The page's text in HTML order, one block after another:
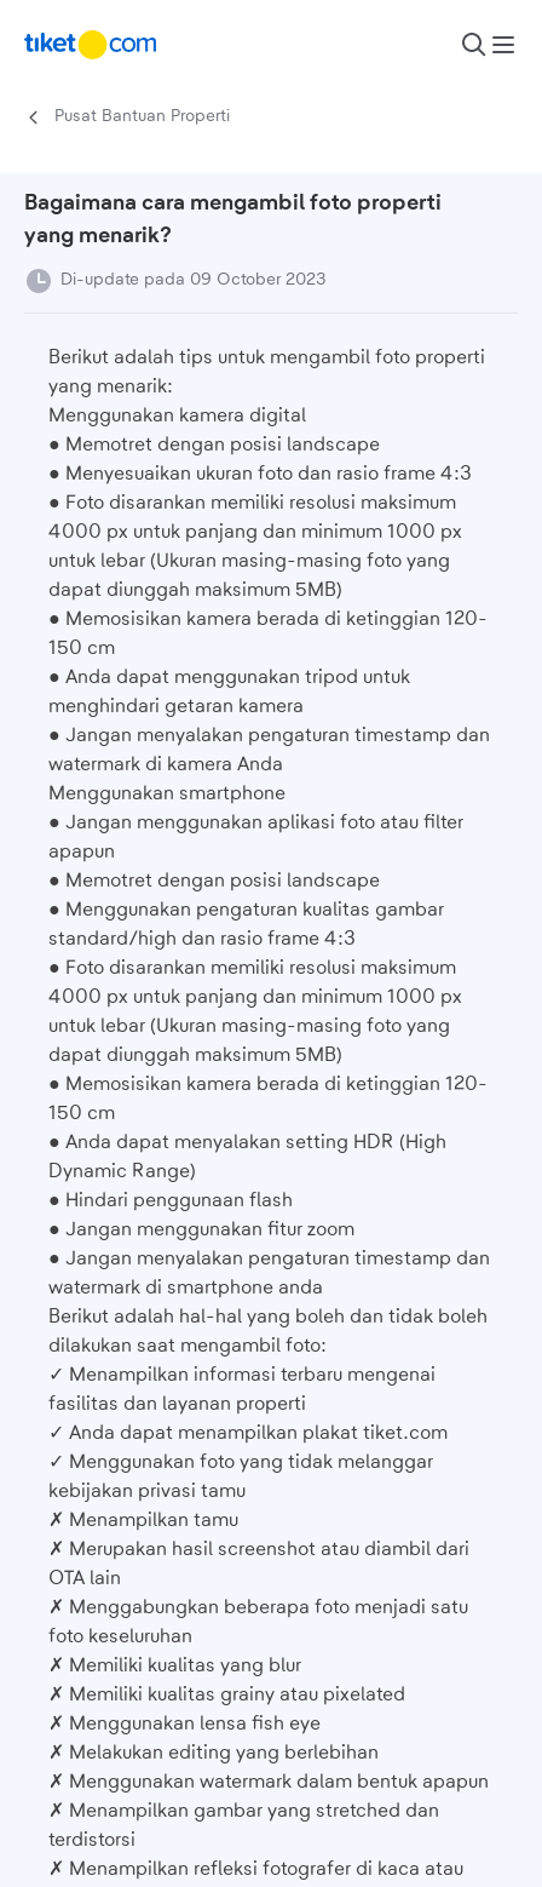
Pusat Bantuan Properti
Bagaimana cara mengambil foto properti
yang menarik?
Di-update pada 09 October 2023
Berikut adalah tips untuk mengambil foto properti
yang menarik:
Menggunakan kamera digital
● Memotret dengan posisi landscape
● Menyesuaikan ukuran foto dan rasio frame 4:3
● Foto disarankan memiliki resolusi maksimum
4000 px untuk panjang dan minimum 1000 px
untuk lebar (Ukuran masing-masing foto yang
dapat diunggah maksimum 5MB)
● Memosisikan kamera berada di ketinggian 120-
150 cm
● Anda dapat menggunakan tripod untuk
menghindari getaran kamera
● Jangan menyalakan pengaturan timestamp dan
watermark di kamera Anda
Menggunakan smartphone
● Jangan menggunakan aplikasi foto atau filter
apapun
● Memotret dengan posisi landscape
● Menggunakan pengaturan kualitas gambar
standard/high dan rasio frame 4:3
● Foto disarankan memiliki resolusi maksimum
4000 px untuk panjang dan minimum 1000 px
untuk lebar (Ukuran masing-masing foto yang
dapat diunggah maksimum 5MB)
● Memosisikan kamera berada di ketinggian 120-
150 cm
● Anda dapat menyalakan setting HDR (High
Dynamic Range)
● Hindari penggunaan flash
● Jangan menggunakan fitur zoom
● Jangan menyalakan pengaturan timestamp dan
watermark di smartphone anda
Berikut adalah hal-hal yang boleh dan tidak boleh
dilakukan saat mengambil foto:
✓ Menampilkan informasi terbaru mengenai
fasilitas dan layanan properti
✓ Anda dapat menampilkan plakat tiket.com
✓ Menggunakan foto yang tidak melanggar
kebijakan privasi tamu
✗ Menampilkan tamu
✗ Merupakan hasil screenshot atau diambil dari
OTA lain
✗ Menggabungkan beberapa foto menjadi satu
foto keseluruhan
✗ Memiliki kualitas yang blur
✗ Memiliki kualitas grainy atau pixelated
✗ Menggunakan lensa fish eye
✗ Melakukan editing yang berlebihan
✗ Menggunakan watermark dalam bentuk apapun
✗ Menampilkan gambar yang stretched dan
terdistorsi
✗ Menampilkan refleksi fotografer di kaca atau